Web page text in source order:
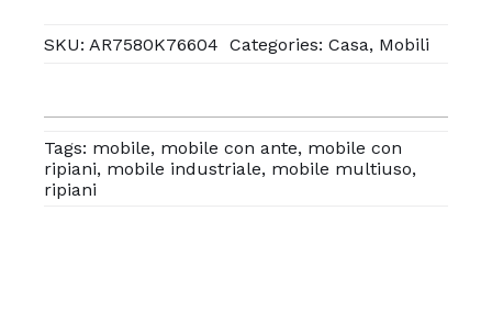
SKU: AR7580K76604 Categories: Casa, Mobili
Tags: mobile, mobile con ante, mobile con
ripiani, mobile industriale, mobile multiuso,
ripiani